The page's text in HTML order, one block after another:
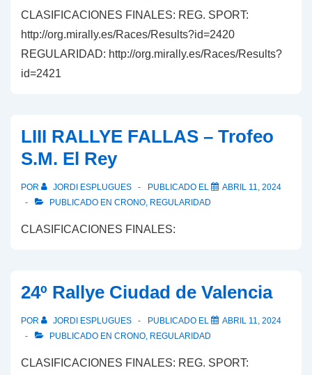
CLASIFICACIONES FINALES: REG. SPORT:
http://org.mirally.es/Races/Results?id=2420
REGULARIDAD: http://org.mirally.es/Races/Results?
id=2421
LIII RALLYE FALLAS – Trofeo
S.M. El Rey
POR JORDI ESPLUGUES PUBLICADO EL
ABRIL 11, 2024
PUBLICADO EN CRONO REGULARIDAD
CLASIFICACIONES FINALES:
24º Rallye Ciudad de Valencia
POR JORDI ESPLUGUES PUBLICADO EL
ABRIL 11, 2024
PUBLICADO EN CRONO REGULARIDAD
CLASIFICACIONES FINALES: REG. SPORT: